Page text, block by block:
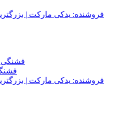
فروشنده: یدکی مارکت |
فشنگی
فروشنده: یدکی مارکت |